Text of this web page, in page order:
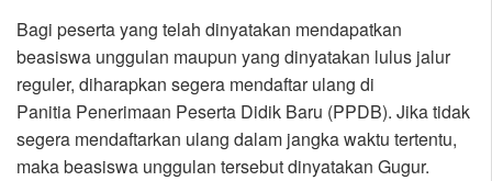
Bagi peserta yang telah dinyatakan mendapatkan
beasiswa unggulan maupun yang dinyatakan lulus jalur
reguler, diharapkan segera mendaftar ulang di
Panitia Penerimaan Peserta Didik Baru (PPDB). Jika tidak
segera mendaftarkan ulang dalam jangka waktu tertentu,
maka beasiswa unggulan tersebut dinyatakan Gugur.